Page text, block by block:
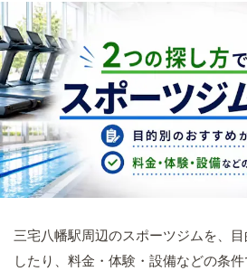
三宅八幡駅周辺のスポーツジムを、
したり、料金・体験・設備などの条